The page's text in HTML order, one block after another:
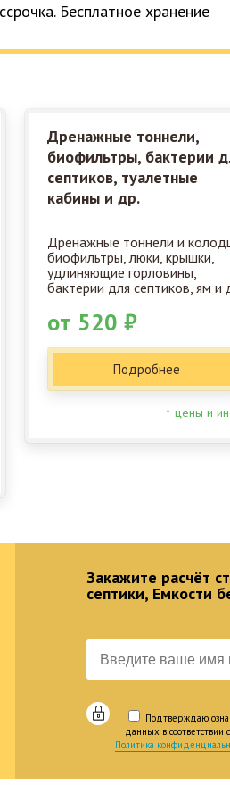
Бесплатное хранение
Дренажные тоннели,
биофильтры, бактерии
септиков, туалетные
кабины и др.
Дренажные тоннели и
биофильтры, люки, крышки,
удлиняющие горловины,
бактерии для септиков, ям и
от 520 ₽
Подробнее
↑ цены и
Закажите расчёт
септики, Емкости
Подтверждаю
данных в
Политика